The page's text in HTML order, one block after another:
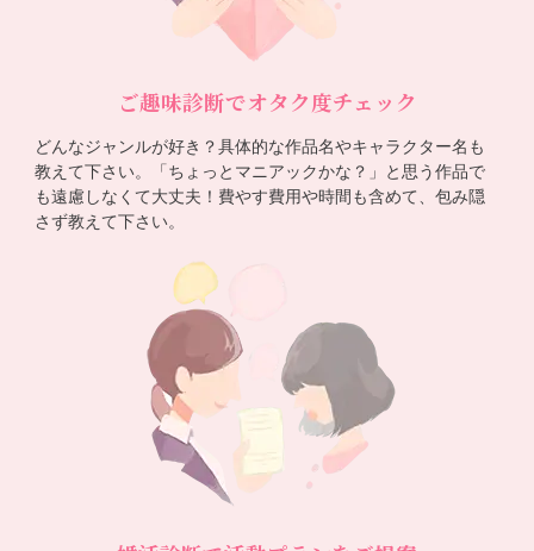
ご趣味診断でオタク度チェック
どんなジャンルが好き？具体的な作品名やキャラクター名も
教えて下さい。「ちょっとマニアックかな？」と思う作品で
も遠慮しなくて大丈夫！費やす費用や時間も含めて、包み隠
さず教えて下さい。